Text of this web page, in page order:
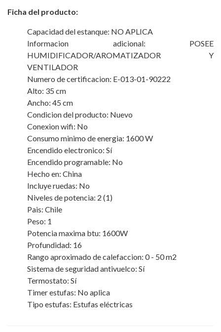
Ficha del producto:
Capacidad del estanque: NO APLICA
Informacion adicional: POSEE
HUMIDIFICADOR/AROMATIZADOR Y
VENTILADOR
Numero de certificacion: E-013-01-90222
Alto: 35 cm
Ancho: 45 cm
Condicion del producto: Nuevo
Conexion wifi: No
Consumo minimo de energia: 1600 W
Encendido electronico: Sí
Encendido programable: No
Hecho en: China
Incluye ruedas: No
Niveles de potencia: 2 (1)
Pais: Chile
Peso: 1
Potencia maxima btu: 1600W
Profundidad: 16
Rango aproximado de calefaccion: 0 - 50 m2
Sistema de seguridad antivuelco: Sí
Termostato: Sí
Timer estufas: No aplica
Tipo estufas: Estufas eléctricas